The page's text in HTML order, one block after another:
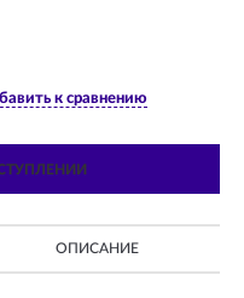
к сравнению
ОПИСАНИЕ